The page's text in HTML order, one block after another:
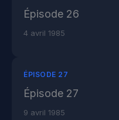
Épisode 26
4 avril 1985
ÉPISODE 27
Épisode 27
9 avril 1985